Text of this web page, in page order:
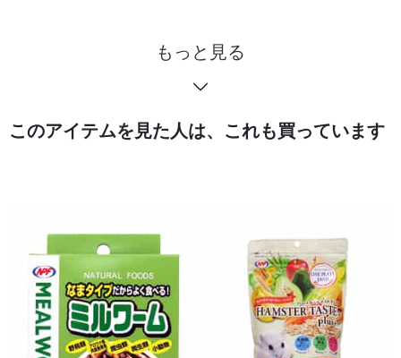
もっと見る
このアイテムを見た人は、これも買っています